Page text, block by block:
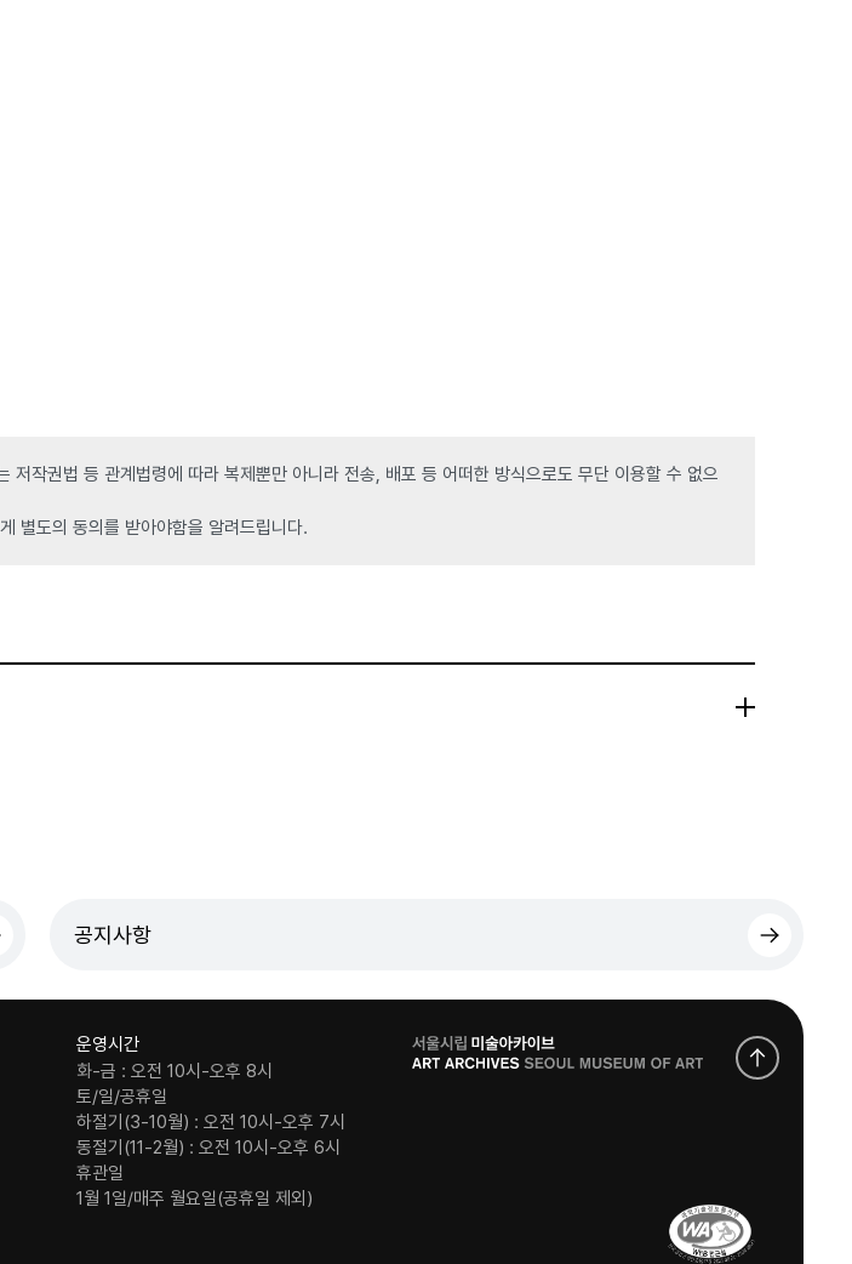
저작권법 등 관계법령에 따라 복제뿐만 아니라 전송, 배포 등 어떠한 방식으로도 무단 이용할 수 없으
별도의 동의를 받아야함을 알려드립니다.
공지사항
운영시간
화-금 : 오전 10시-오후 8시
토/일/공휴일
하절기(3-10월) : 오전 10시-오후 7시
동절기(11-2월) : 오전 10시-오후 6시
휴관일
1월 1일/매주 월요일(공휴일 제외)
로
고